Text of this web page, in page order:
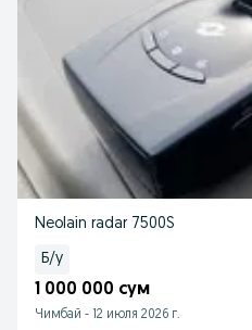
Neolain radar 7500S
Б/у
1 000 000 сум
Чимбай - 12 июля 2026 г.